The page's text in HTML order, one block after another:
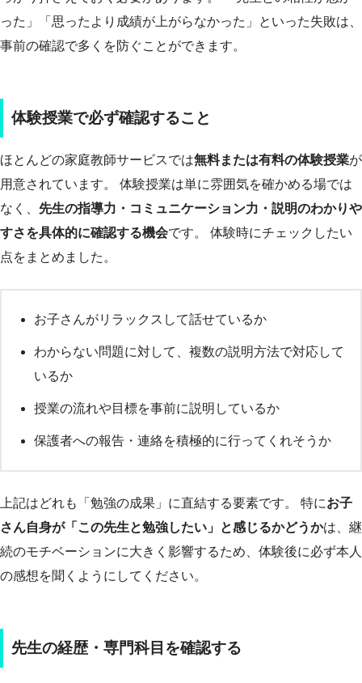
った」「思ったより成績が上がらなかった」といった失敗は、
事前の確認で多くを防ぐことができます。
体験授業で必ず確認すること
ほとんどの家庭教師サービスでは無料または有料の体験授業が
用意されています。 体験授業は単に雰囲気を確かめる場では
なく、 先生の指導力・コミュニケーション力・説明のわかりや
すさを具体的に確認する機会です。 体験時にチェックしたい
点をまとめました。
お子さんがリラックスして話せているか
わからない問題に対して、複数の説明方法で対応して
いるか
授業の流れや目標を事前に説明しているか
保護者への報告・連絡を積極的に行ってくれそうか
上記はどれも「勉強の成果」に直結する要素です。 特にお子
さん自身が「この先生と勉強したい」と感じるかどうかは、継
続のモチベーションに大きく影響するため、体験後に必ず本人
の感想を聞くようにしてください。
先生の経歴・専門科目を確認する